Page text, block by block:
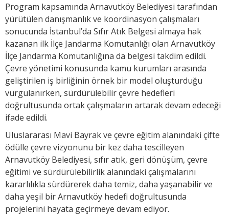
Program kapsamında Arnavutköy Belediyesi tarafından
yürütülen danışmanlık ve koordinasyon çalışmaları
sonucunda İstanbul’da Sıfır Atık Belgesi almaya hak
kazanan ilk İlçe Jandarma Komutanlığı olan Arnavutköy
İlçe Jandarma Komutanlığına da belgesi takdim edildi.
Çevre yönetimi konusunda kamu kurumları arasında
geliştirilen iş birliğinin örnek bir model oluşturduğu
vurgulanırken, sürdürülebilir çevre hedefleri
doğrultusunda ortak çalışmaların artarak devam edeceği
ifade edildi.
Uluslararası Mavi Bayrak ve çevre eğitim alanındaki çifte
ödülle çevre vizyonunu bir kez daha tescilleyen
Arnavutköy Belediyesi, sıfır atık, geri dönüşüm, çevre
eğitimi ve sürdürülebilirlik alanındaki çalışmalarını
kararlılıkla sürdürerek daha temiz, daha yaşanabilir ve
daha yeşil bir Arnavutköy hedefi doğrultusunda
projelerini hayata geçirmeye devam ediyor.